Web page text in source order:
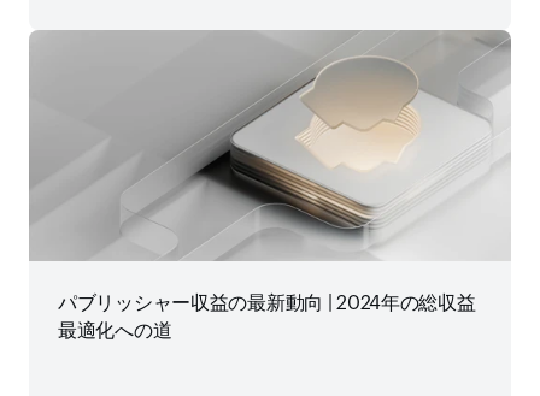
パブリッシャー収益の最新動向 | 2024年の総収益
最適化への道